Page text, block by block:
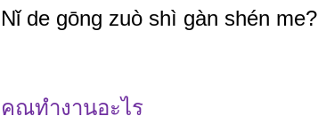
Nǐ de gōng zuò shì gàn shén me?
คุณทำงานอะไร